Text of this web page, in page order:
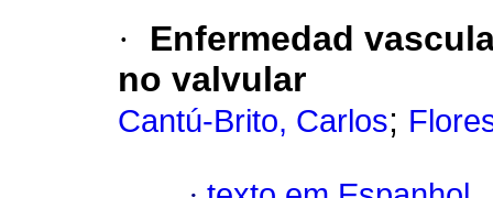
·
Enfermedad
no valvular
Cantú-Brito, Carlos;